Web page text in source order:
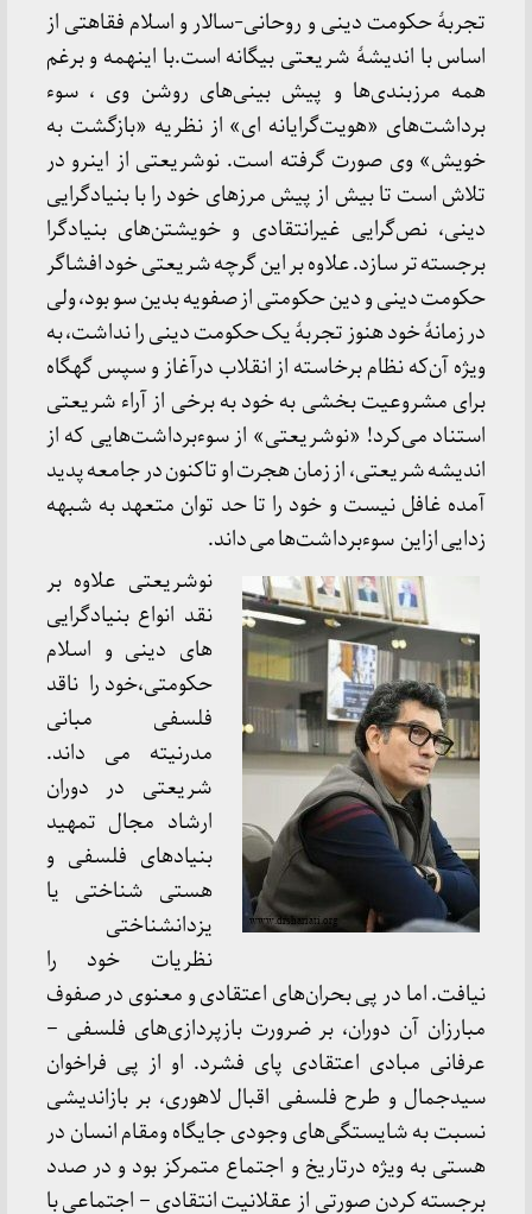
تجربهٔ حکومت دینی و روحانی‌-سالار و اسلام فقاهتی از
اساس با اندیشهٔ شریعتی بیگانه است.با اینهمه و برغم
همه مرزبندی‌ها و پیش بینی‌های روشن وی ، سوء
برداشت‌های «هویت‌گرایانه ای» از نظریه «بازگشت به
خویش» وی صورت گرفته است. نوشریعتی از اینرو در
تلاش است تا بیش از پیش مرزهای خود را با بنیادگرایی
دینی، نص‌گرایی غیرانتقادی و خویشتن‌های بنیادگرا
برجسته تر سازد. علاوه بر این گرچه شریعتی خود افشاگر
حکومت دینی و دین حکومتی از صفویه بدین سو بود، ولی
در زمانهٔ خود هنوز تجربهٔ یک حکومت دینی را نداشت، به
ویژه آن‌که نظام برخاسته از انقلاب درآغاز و سپس گهگاه
برای مشروعیت بخشی به خود به برخی از آراء شریعتی
استناد می‌کرد! «نوشریعتی» از سوءبرداشت‌هایی که از
اندیشه شریعتی، از زمان هجرت او تاکنون در جامعه پدید
آمده غافل نیست و خود را تا حد توان متعهد به شبهه
زدایی ازاین سوءبرداشت‌ها می داند.
نوشریعتی علاوه بر
نقد انواع بنیادگرایی
های دینی و اسلام
حکومتی،خود را ناقد
فلسفی مبانی
مدرنیته می داند.
شریعتی در دوران
ارشاد مجال تمهید
بنیادهای فلسفی و
هستی شناختی یا
یزدانشناختی
نظریات خود را
نیافت. اما در پی بحران‌های اعتقادی و معنوی در صفوف
مبارزان آن دوران، بر ضرورت بازپردازی‌های فلسفی –
عرفانی مبادی اعتقادی پای فشرد. او از پی فراخوان
سیدجمال و طرح فلسفی اقبال لاهوری، بر بازاندیشی
نسبت به شایستگی‌های وجودی جایگاه ومقام انسان در
هستی به ویژه درتاریخ و اجتماع متمرکز بود و در صدد
برجسته کردن صورتی از عقلانیت انتقادی – اجتماعی با